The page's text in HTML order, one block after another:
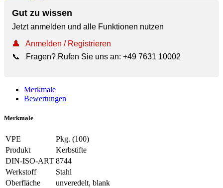
Gut zu wissen
Jetzt anmelden und alle Funktionen nutzen
👤
Anmelden / Registrieren
📞
Fragen? Rufen Sie uns an: +49 7631 10002
Merkmale
Bewertungen
Merkmale
VPE
Pkg. (100)
Produkt
Kerbstifte
DIN-ISO-ART 8744
Werkstoff
Stahl
Oberfläche
unveredelt, blank